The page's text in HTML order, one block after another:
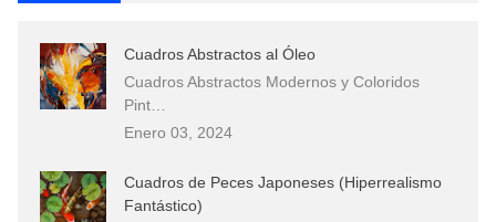
Cuadros Abstractos al Óleo
Cuadros Abstractos Modernos y Coloridos
Pint…
Enero 03, 2024
Cuadros de Peces Japoneses (Hiperrealismo
Fantástico)